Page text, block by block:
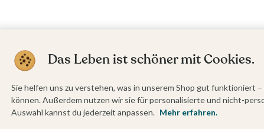
Das Leben ist schöner mit Cookies.
Sie helfen uns zu verstehen, was in unserem Shop gut funktioniert
können. Außerdem nutzen wir sie für personalisierte und nicht-
Auswahl kannst du jederzeit anpassen. Mehr erfahren.